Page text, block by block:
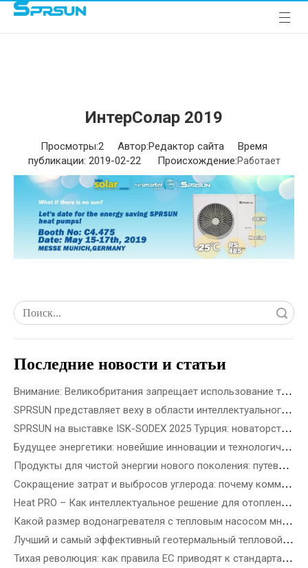
ИнтерСолар 2019
Просмотры:2 Автор:Pедактор сайта Время
публикации: 2019-02-22 Происхождение:Работает
Последние новости и статьи
Внимание: Великобритания запрещает использование топливного газа в новостройках с 2028 года
SPRSUN представляет веху в области интеллектуального производства 5G, открывающую новую эру партнерства
SPRSUN на выставке ISK-SODEX 2025 Турция: новаторство в будущем экологически чистой энергетики с помощью инновационной технологии тепловых насосов
Будущее энергетики: новейшие инновации и технологические решения в области возобновляемых источников энергии
Продукты для чистой энергии нового поколения: путеводитель по новейшим ветроэнергетическим, прецизионным солнечным и возобновляемым источникам энергии
Сокращение затрат и выбросов углерода: почему коммерческие тепловые насосы R290 ATW — это будущее энергоэффективных зданий
Heat PRO – Как интеллектуальное решение для отопления SPRSUN облегчает жизнь
Какой размер водонагревателя с тепловым насосом мне нужен?
Лучший и самый эффективный геотермальный тепловой насос
Тихая революция: как правила ЕС приводят к стандартам шума тепловых насосов